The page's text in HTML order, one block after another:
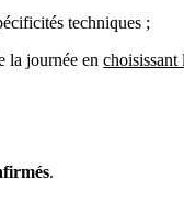
techniques ;
la journée en
.